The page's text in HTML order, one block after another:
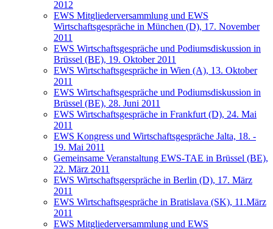
2012
EWS Mitgliederversammlung und EWS
Wirtschaftsgespräche in München (D), 17. November
2011
EWS Wirtschaftsgespräche und Podiumsdiskussion in
Brüssel (BE), 19. Oktober 2011
EWS Wirtschaftsgespräche in Wien (A), 13. Oktober
2011
EWS Wirtschaftsgespräche und Podiumsdiskussion in
Brüssel (BE), 28. Juni 2011
EWS Wirtschaftsgespräche in Frankfurt (D), 24. Mai
2011
EWS Kongress und Wirtschaftsgespräche Jalta, 18. -
19. Mai 2011
Gemeinsame Veranstaltung EWS-TAE in Brüssel (BE),
22. März 2011
EWS Wirtschaftsgerspräche in Berlin (D), 17. März
2011
EWS Wirtschaftsgespräche in Bratislava (SK), 11.März
2011
EWS Mitgliederversammlung und EWS